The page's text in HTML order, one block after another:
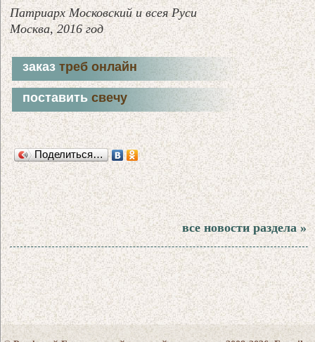
Патриарх Московский и всея Руси
Москва, 2016 год
заказтреб онлайн
поставитьсвечу
Поделиться…
все новости раздела »